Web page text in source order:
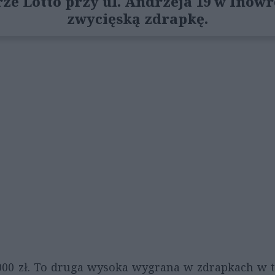
zwycięską zdrapkę.
zł. To druga wysoka wygrana w zdrapkach